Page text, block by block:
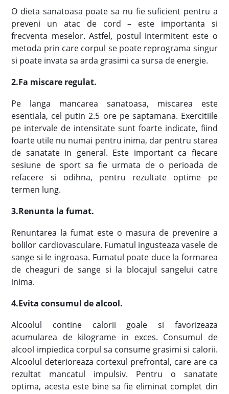
O dieta sanatoasa poate sa nu fie suficient pentru a
preveni un atac de cord – este importanta si
frecventa meselor. Astfel, postul intermitent este o
metoda prin care corpul se poate reprograma singur
si poate invata sa arda grasimi ca sursa de energie.
2.Fa miscare regulat.
Pe langa mancarea sanatoasa, miscarea este
esentiala, cel putin 2.5 ore pe saptamana. Exercitiile
pe intervale de intensitate sunt foarte indicate, fiind
foarte utile nu numai pentru inima, dar pentru starea
de sanatate in general. Este important ca fiecare
sesiune de sport sa fie urmata de o perioada de
refacere si odihna, pentru rezultate optime pe
termen lung.
3.Renunta la fumat.
Renuntarea la fumat este o masura de prevenire a
bolilor cardiovasculare. Fumatul ingusteaza vasele de
sange si le ingroasa. Fumatul poate duce la formarea
de cheaguri de sange si la blocajul sangelui catre
inima.
4.Evita consumul de alcool.
Alcoolul contine calorii goale si favorizeaza
acumularea de kilograme in exces. Consumul de
alcool impiedica corpul sa consume grasimi si calorii.
Alcoolul deterioreaza cortexul prefrontal, care are ca
rezultat mancatul impulsiv. Pentru o sanatate
optima, acesta este bine sa fie eliminat complet din